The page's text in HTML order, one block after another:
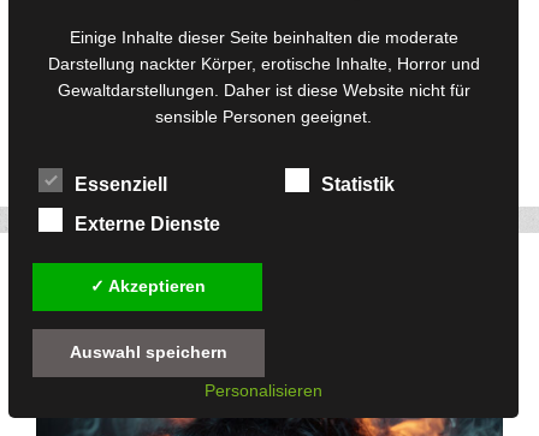
einer Fassade von Schönheit und Charme verbergen. Denn
manchmal ist das, was auf den ersten Blick süß und
unschuldig erscheint, in Wirklichkeit das …
Twitter
Dunkle Seiten: Sie lauern in dir
Einige Inhalte dieser Seite beinhalten die moderate
Darstellung nackter Körper, erotische Inhalte, Horror und
Gewaltdarstellungen. Daher ist diese Website nicht für
sensible Personen geeignet.
Essenziell
Statistik
Externe Dienste
✓ Akzeptieren
Auswahl speichern
Personalisieren